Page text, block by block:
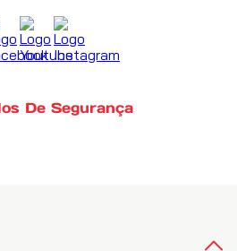
De Segurança